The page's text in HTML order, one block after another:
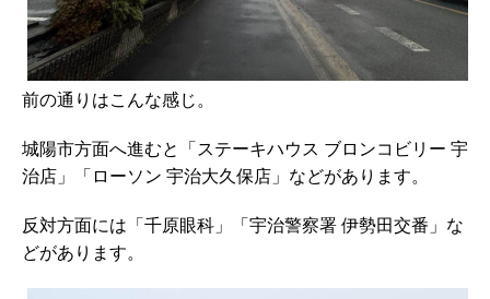
前の通りはこんな感じ。
城陽市方面へ進むと「ステーキハウス ブロンコビリー 宇
治店」「ローソン 宇治大久保店」などがあります。
反対方面には「千原眼科」「宇治警察署 伊勢田交番」な
どがあります。